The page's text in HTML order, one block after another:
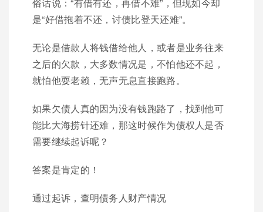
是“好借拖着不还，讨债比登天还难”。
无论是借款人将钱借给他人，或者是业务往来
之后的欠款，大多数情况是，不怕他还不起，
就怕他耍老赖，无声无息直接跑路。
如果欠债人真的因为没有钱跑路了，找到他可
能比大海捞针还难，那这时候作为债权人是否
需要继续起诉呢？
答案是肯定的！
通过起诉，查明债务人财产情况